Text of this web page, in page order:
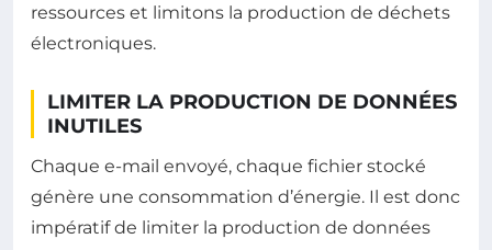
ressources et limitons la production de déchets
électroniques.
LIMITER LA PRODUCTION DE DONNÉES
INUTILES
Chaque e-mail envoyé, chaque fichier stocké
génère une consommation d’énergie. Il est donc
impératif de limiter la production de données